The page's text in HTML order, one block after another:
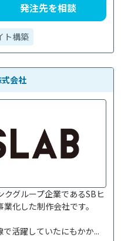
発注先を相談
ト構築
会社
グループ企業であるSBヒ
化した制作会社です。
活躍していたにもかか...